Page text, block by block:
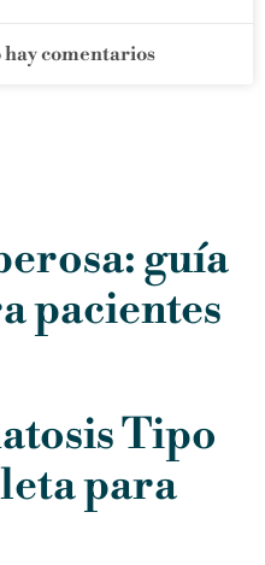
hay comentarios
guía
pacientes
Tipo
para